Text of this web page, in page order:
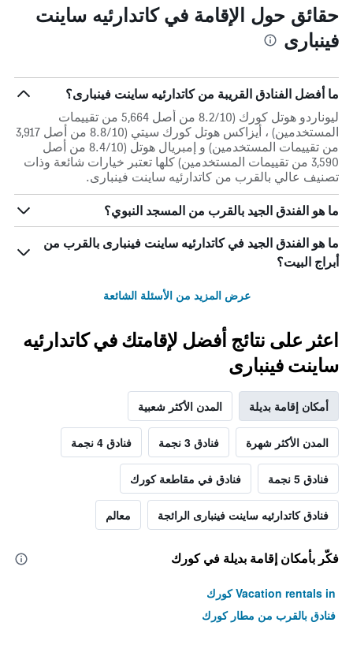
حقائق حول الإقامة في كاتدارئيه ساينت
فينبارى
ما أفضل الفنادق القريبة من كاتدارئيه ساينت فينبارى؟
ليوناردو هوتل كورك (8.2/10 من أصل 5,664 من تقييمات
المستخدمين) ، أيزاكس هوتل كورك سيتي (8.8/10 من أصل 3,917
من تقييمات المستخدمين) و إمبريال هوتل (8.4/10 من أصل
3,590 من تقييمات المستخدمين) كلها تعتبر خيارات شائعة وذات
تصنيف عالي بالقرب من كاتدارئيه ساينت فينبارى.
ما هو الفندق الجيد بالقرب من المسجد النبوي؟
ما هو الفندق الجيد في كاتدارئيه ساينت فينبارى بالقرب من
أبراج البيت؟
عرض المزيد من الأسئلة الشائعة
اعثر على نتائج أفضل لإقامتك في كاتدارئيه
ساينت فينبارى
أمكان إقامة بديلة المدن الأكثر شعبية
المدن الأكثر شهرة فنادق 3 نجمة فنادق 4 نجمة
فنادق 5 نجمة فنادق في مقاطعة كورك
فنادق كاتدارئيه ساينت فينبارى الرائجة معالم
فكّر بأمكان إقامة بديلة في كورك
Vacation rentals in كورك
فنادق بالقرب من مطار كورك